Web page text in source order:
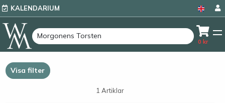
KALENDARIUM
0 kr
Visa filter
1 Artiklar